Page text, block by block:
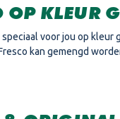
KLEUR
voor jou op
kan gemengd